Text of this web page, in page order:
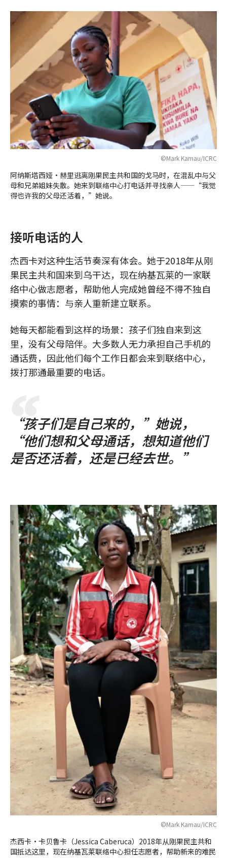
©Mark Kamau/ICRC
阿纳斯塔西娅·赫里逃离刚果民主共和国的戈马时，在混乱中与父
母和兄弟姐妹失散。她来到联络中心打电话并寻找亲人——“我觉
得也许我的父母还活着，”她说。
接听电话的人
杰西卡对这种生活节奏深有体会。她于2018年从刚
果民主共和国来到乌干达，现在纳基瓦莱的一家联
络中心做志愿者，帮助他人完成她曾经不得不独自
摸索的事情：与亲人重新建立联系。
她每天都能看到这样的场景：孩子们独自来到这
里，没有父母陪伴。大多数人无力承担自己手机的
通话费，因此他们每个工作日都会来到联络中心，
拨打那通最重要的电话。
“孩子们是自己来的，”她说，
“他们想和父母通话，想知道他们
是否还活着，还是已经去世。”
©Mark Kamau/ICRC
杰西卡·卡贝鲁卡（Jessica Caberuca）2018年从刚果民主共和
国抵达这里，现在纳基瓦莱联络中心担任志愿者，帮助新来的难民